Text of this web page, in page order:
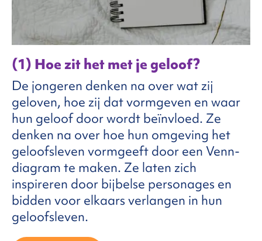
(1) Hoe zit het met je geloof?
De jongeren denken na over wat zij
geloven, hoe zij dat vormgeven en waar
hun geloof door wordt beïnvloed. Ze
denken na over hoe hun omgeving het
geloofsleven vormgeeft door een Venn-
diagram te maken. Ze laten zich
inspireren door bijbelse personages en
bidden voor elkaars verlangen in hun
geloofsleven.